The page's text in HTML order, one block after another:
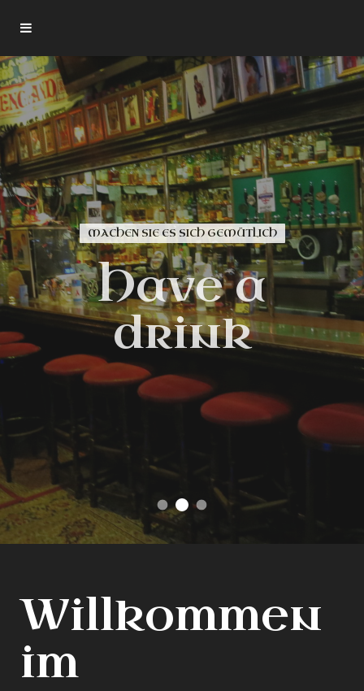
Shakespeare
Gutenberghof 3, 30159 Hannover
Geöffnet tägl. 17:00 - 2:00 Uhr · Fr./Sa. bis 3:00 Uhr
MACHEN SIE ES SICH GEMÜTLICH
Have a
drink
Over 120
Whisk(e)ys
das einzige englische Pub in Hannover
Machen Sie es sich gemütlich
find your favorite
Willkommen
im